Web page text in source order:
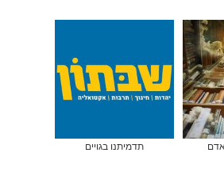
תדמיתנו בגויים